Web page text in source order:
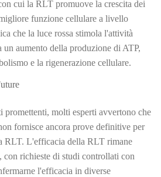
cui la RLT promuove la crescita dei
funzione cellulare a livello
che la luce rossa stimola l'attività
aumento della produzione di ATP,
e la rigenerazione cellulare.
promettenti, molti esperti avvertono che
fornisce ancora prove definitive per
RLT. L'efficacia della RLT rimane
con richieste di studi controllati con
l'efficacia in diverse